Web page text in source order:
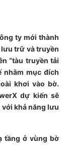
ty mới thành
lưu trữ và truyền
“tàu truyền tải
nhằm mục đích
khơi vào bờ.
dự kiến sẽ
khả năng lưu
tầng ở vùng bờ